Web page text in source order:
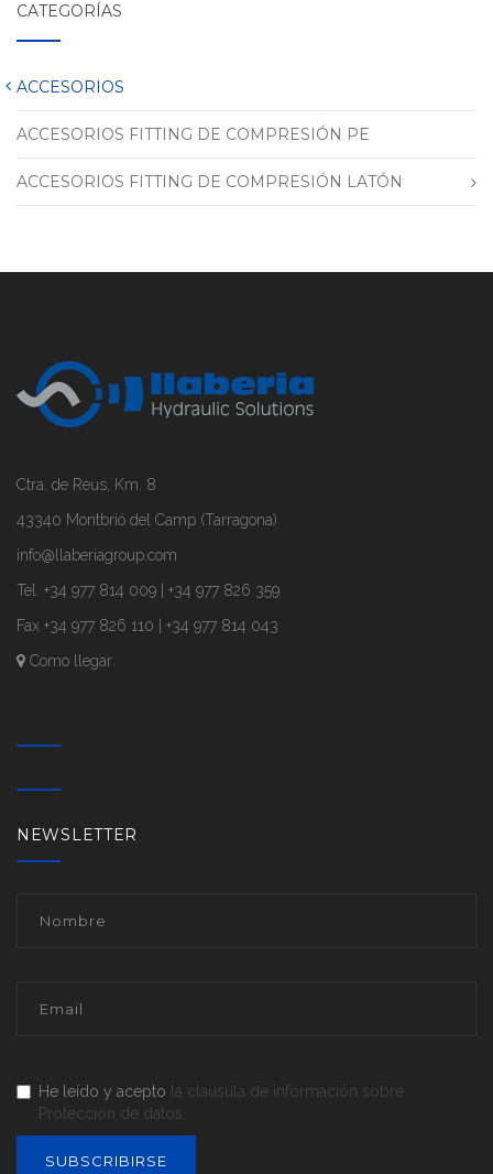
CATEGORÍAS
ACCESORIOS
ACCESORIOS FITTING DE COMPRESIÓN PE
ACCESORIOS FITTING DE COMPRESIÓN LATÓN
Ctra. de Reus, Km. 8
43340 Montbrió del Camp (Tarragona)
info@llaberiagroup.com
Tel. +34 977 814 009 | +34 977 826 359
Fax +34 977 826 110 | +34 977 814 043
Como llegar
NEWSLETTER
He leído y acepto la clausula de información sobre
Protección de datos.
SUBSCRIBIRSE